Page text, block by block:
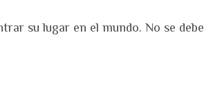
su lugar en el mundo. No se debe